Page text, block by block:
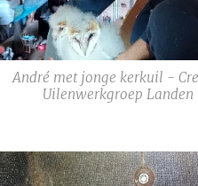
André met jonge kerkuil -
Uilenwerkgroep Landen